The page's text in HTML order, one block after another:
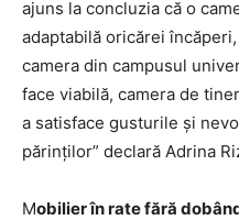
ajuns la concluzia că o
adaptabilă oricărei
camera din campusul
face viabilă, camera de
a satisface gusturile și
părinților” declară Adrina
Mobilier în rate fără